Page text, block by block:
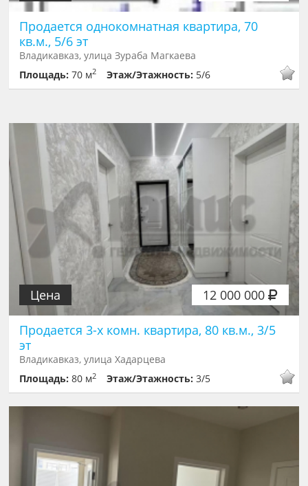
Продается однокомнатная квартира, 70
кв.м., 5/6 эт
Владикавказ, улица Зураба Магкаева
Площадь:70 м2 Этаж/Этажность: 5/6
12 000 000
Цена
Продается 3-х комн. квартира, 80 кв.м., 3/5
эт
Владикавказ, улица Хадарцева
Площадь:80 м2 Этаж/Этажность:3/5